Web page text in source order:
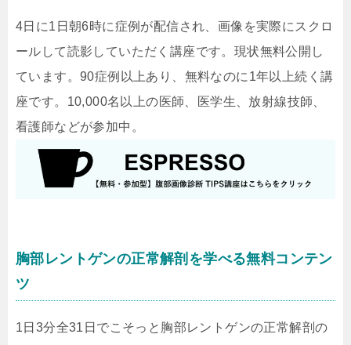
4日に1日朝6時に症例が配信され、画像を実際にスクロ
ールして読影していただく講座です。現状無料公開し
ています。90症例以上あり、無料なのに1年以上続く講
座です。10,000名以上の医師、医学生、放射線技師、
看護師などが参加中。
胸部レントゲンの正常解剖を学べる無料コンテン
ツ
1日3分全31日でこそっと胸部レントゲンの正常解剖の